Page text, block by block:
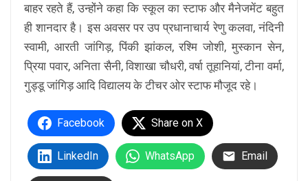
बाहर रहते हैं, उन्होंने कहा कि स्कूल का स्टाफ और मैनेजमेंट बहुत
ही शानदार है। इस अवसर पर उप प्रधानाचार्य रेणु कलवा, नंदिनी
स्वामी, आरती जांगिड़, पिंकी झांकल, रश्मि जोशी, मुस्कान सेन,
प्रिया पवार, अनिता सैनी, विशाखा चौधरी, वर्षा तूहानियां, टीना वर्मा,
गुड्डू जांगिड़ आदि विद्यालय के टीचर ओर स्टाफ मौजूद रहे।
Facebook Share on X
LinkedIn WhatsApp Email